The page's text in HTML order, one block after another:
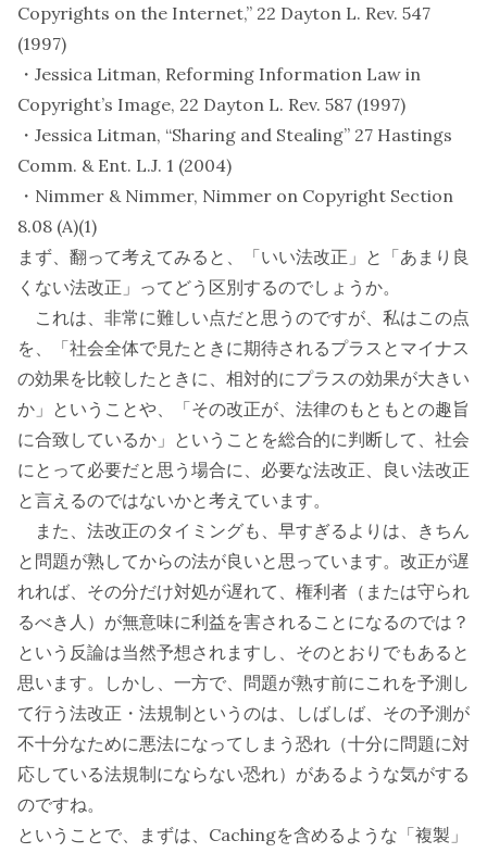
Copyrights on the Internet,” 22 Dayton L. Rev. 547
(1997)
・Jessica Litman, Reforming Information Law in
Copyright’s Image, 22 Dayton L. Rev. 587 (1997)
・Jessica Litman, “Sharing and Stealing” 27 Hastings
Comm. & Ent. L.J. 1 (2004)
・Nimmer & Nimmer, Nimmer on Copyright Section
8.08 (A)(1)
まず、翻って考えてみると、「いい法改正」と「あまり良
くない法改正」ってどう区別するのでしょうか。
これは、非常に難しい点だと思うのですが、私はこの点
を、「社会全体で見たときに期待されるプラスとマイナス
の効果を比較したときに、相対的にプラスの効果が大きい
か」ということや、「その改正が、法律のもともとの趣旨
に合致しているか」ということを総合的に判断して、社会
にとって必要だと思う場合に、必要な法改正、良い法改正
と言えるのではないかと考えています。
また、法改正のタイミングも、早すぎるよりは、きちん
と問題が熟してからの法が良いと思っています。改正が遅
れれば、その分だけ対処が遅れて、権利者（または守られ
るべき人）が無意味に利益を害されることになるのでは？
という反論は当然予想されますし、そのとおりでもあると
思います。しかし、一方で、問題が熟す前にこれを予測し
て行う法改正・法規制というのは、しばしば、その予測が
不十分なために悪法になってしまう恐れ（十分に問題に対
応している法規制にならない恐れ）があるような気がする
のですね。
ということで、まずは、Cachingを含めるような「複製」